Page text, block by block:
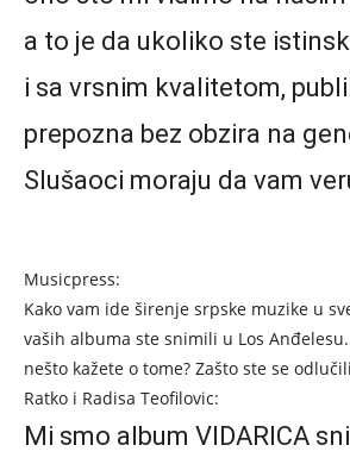
a to je da ukoliko ste
i sa vrsnim kvalitetom,
prepozna bez obzira na
Slušaoci moraju da vam
Musicpress:
Kako vam ide širenje srpske muzike u
vaših albuma ste snimili u Los
nešto kažete o tome? Zašto ste se
Ratko i Radisa Teofilovic:
Mi smo album VIDARICA